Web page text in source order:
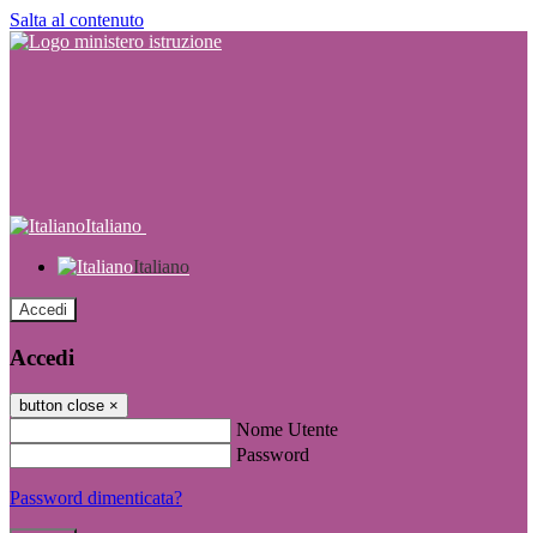
Salta al contenuto
Italiano
Italiano
Accedi
Accedi
button close ×
Nome Utente
Password
Password dimenticata?